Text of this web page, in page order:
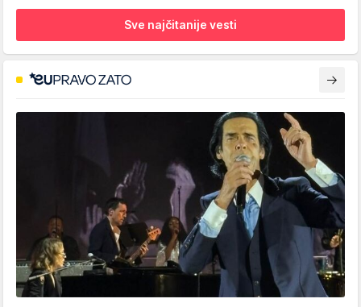
Sve najčitanije vesti